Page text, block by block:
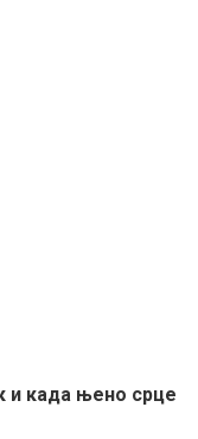
и када њено срце